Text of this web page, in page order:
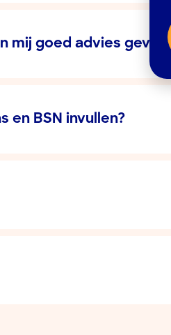
mij goed advies geven?
BSN invullen?